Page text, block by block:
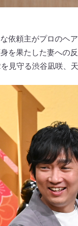
依頼主がプロのヘ
を果たした妻への
見守る渋谷凪咲、